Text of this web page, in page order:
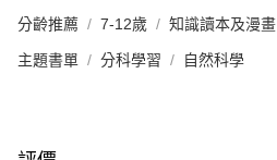
分齡推薦 7-12歲 知識讀本及漫畫
主題書單 分科學習 自然科學